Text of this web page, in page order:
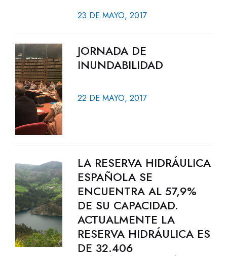
23 DE MAYO, 2017
JORNADA DE
INUNDABILIDAD
22 DE MAYO, 2017
LA RESERVA HIDRÁULICA
ESPAÑOLA SE
ENCUENTRA AL 57,9%
DE SU CAPACIDAD.
ACTUALMENTE LA
RESERVA HIDRÁULICA ES
DE 32.406